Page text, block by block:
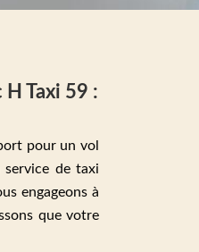
Taxi 59 :
pour un vol
de taxi
engageons à
que votre